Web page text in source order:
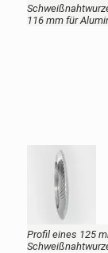
116 mm für
Profil eines 125